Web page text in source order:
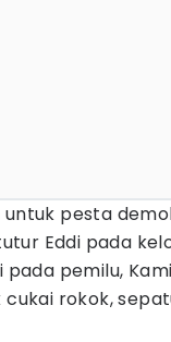
pesta
Eddi pada
pemilu,
cukai rokok,